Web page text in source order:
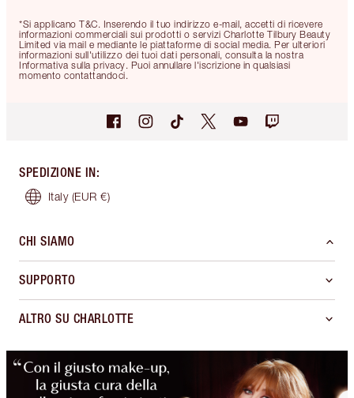
*Si applicano T&C. Inserendo il tuo indirizzo e-mail, accetti di ricevere
informazioni commerciali sui prodotti o servizi Charlotte Tilbury Beauty
Limited via mail e mediante le piattaforme di social media. Per ulteriori
informazioni sull'utilizzo dei tuoi dati personali, consulta la nostra
Informativa sulla privacy. Puoi annullare l'iscrizione in qualsiasi
momento contattandoci.
SPEDIZIONE IN:
Italy (EUR €)
CHI SIAMO
SUPPORTO
ALTRO SU CHARLOTTE